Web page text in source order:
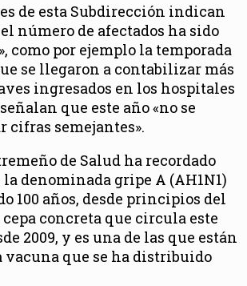
de esta Subdirección indican
número de afectados ha sido
como por ejemplo la temporada
se llegaron a contabilizar más
ingresados en los hospitales
que este año «no se
cifras semejantes».
de Salud ha recordado
denominada gripe A (AH1N1)
100 años, desde principios del
concreta que circula este
2009, y es una de las que están
que se ha distribuido